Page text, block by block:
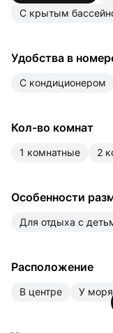
с крытым
Удобства в
с кондиционером
Кол-во комнат
1 комнатные 2
Особенности
для отдыха с
Расположение
в центре у моря